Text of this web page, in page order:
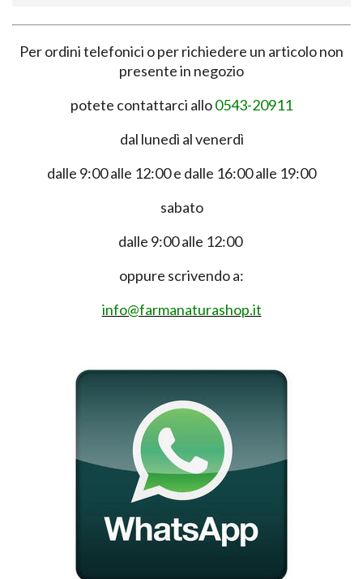
Per ordini telefonici o per richiedere un articolo non
presente in negozio
potete contattarci allo0543-20911
dal lunedì al venerdì
dalle 9:00 alle 12:00 e dalle 16:00 alle 19:00
sabato
dalle 9:00 alle 12:00
oppure scrivendo a:
info@farmanaturashop.it